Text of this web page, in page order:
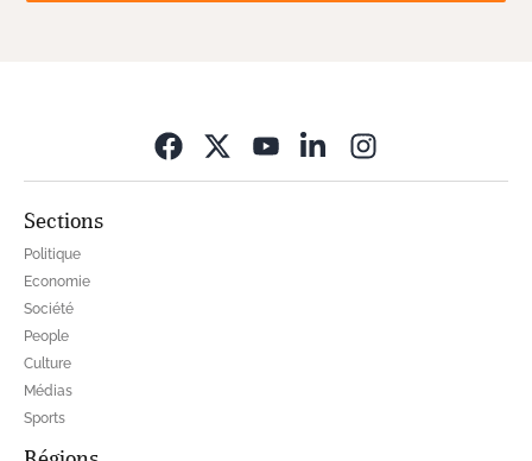
Sections
Politique
Economie
Société
People
Culture
Médias
Sports